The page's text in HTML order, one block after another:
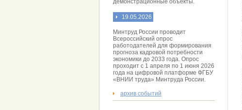
демонстрационные объекты.
19.05.2026
Минтруд России проводит
Всероссийский опрос
работодателей для формирования
прогноза кадровой потребности
экономики до 2033 года. Опрос
проходит с 1 апреля по 1 июня 2026
года на цифровой платформе ФГБУ
«ВНИИ труда» Минтруда России.
архив событий